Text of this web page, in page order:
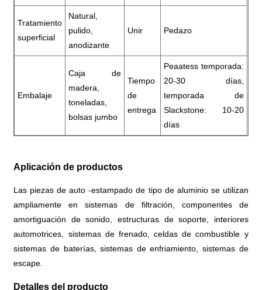
Tratamiento
superficial
Natural,
pulido,
anodizante
Unir Pedazo
Embalaje
Caja de
madera,
toneladas,
bolsas jumbo
Tiempo
de
entrega
Peaatess temporada:
20-30 días,
temporada de
Slackstone: 10-20
días
Aplicación de productos
Las piezas de auto -estampado de tipo de aluminio se utilizan
ampliamente en sistemas de filtración, componentes de
amortiguación de sonido, estructuras de soporte, interiores
automotrices, sistemas de frenado, celdas de combustible y
sistemas de baterías, sistemas de enfriamiento, sistemas de
escape.
Detalles del producto